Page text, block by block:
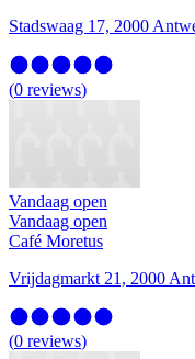
Stadswaag 17, 2000
(0 reviews)
Vandaag open
Vandaag open
Café Moretus
Vrijdagmarkt 21, 2000
(0 reviews)